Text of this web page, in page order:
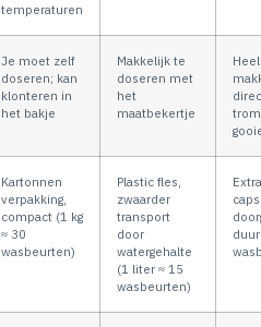
temperaturen
Je moet zelf
doseren; kan
klonteren in
het bakje
Makkelijk te
doseren met
het
maatbekertje
Heel
Kartonnen
verpakking,
compact (1 kg
≈ 30
wasbeurten)
Plastic fles,
zwaarder
transport
door
watergehalte
(1 liter ≈ 15
wasbeurten)